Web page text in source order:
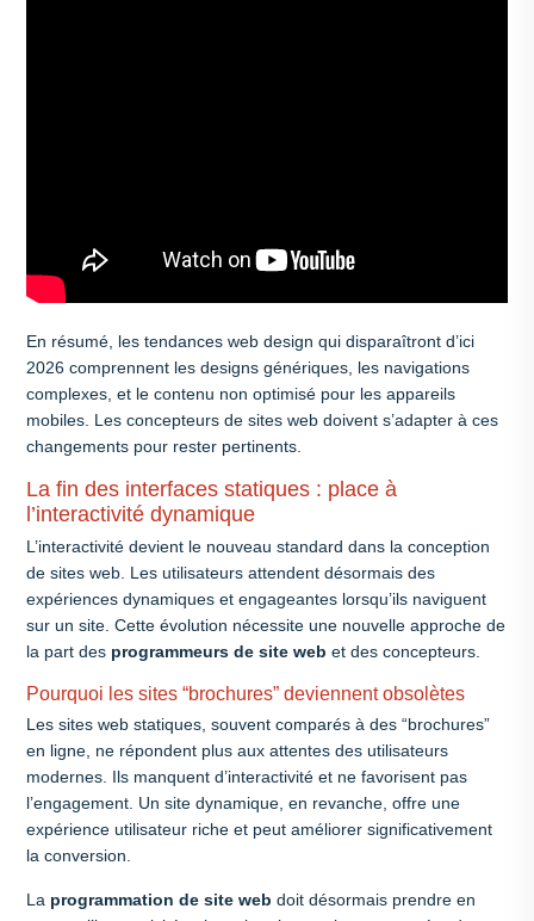
En résumé, les tendances web design qui disparaîtront d’ici
2026 comprennent les designs génériques, les navigations
complexes, et le contenu non optimisé pour les appareils
mobiles. Les concepteurs de sites web doivent s’adapter à ces
changements pour rester pertinents.
La fin des interfaces statiques : place à
l’interactivité dynamique
L’interactivité devient le nouveau standard dans la conception
de sites web. Les utilisateurs attendent désormais des
expériences dynamiques et engageantes lorsqu’ils naviguent
sur un site. Cette évolution nécessite une nouvelle approche de
la part des programmeurs de site web et des concepteurs.
Pourquoi les sites “brochures” deviennent obsolètes
Les sites web statiques, souvent comparés à des “brochures”
en ligne, ne répondent plus aux attentes des utilisateurs
modernes. Ils manquent d’interactivité et ne favorisent pas
l’engagement. Un site dynamique, en revanche, offre une
expérience utilisateur riche et peut améliorer significativement
la conversion.
La programmation de site web doit désormais prendre en